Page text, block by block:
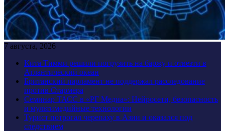
7 августа, 2026
Кита Тимми решили погрузить на баржу и отвезти в
Атлантический океан
Британский парламент не поддержал расследование
против Стармера
Семинар ТАСС в «РГ Медиа»: Нейросети, безопасность
и мультимедийные технологии
Турист потрогал черепаху в Азии и оказался под
следствием